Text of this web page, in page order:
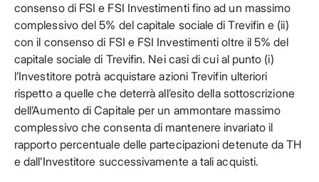
consenso di FSI e FSI Investimenti fino ad un massimo
complessivo del 5% del capitale sociale di Trevifin e (ii)
con il consenso di FSI e FSI Investimenti oltre il 5% del
capitale sociale di Trevifin. Nei casi di cui al punto (i)
l’Investitore potrà acquistare azioni Trevifin ulteriori
rispetto a quelle che deterrà all’esito della sottoscrizione
dell’Aumento di Capitale per un ammontare massimo
complessivo che consenta di mantenere invariato il
rapporto percentuale delle partecipazioni detenute da TH
e dall’Investitore successivamente a tali acquisti.